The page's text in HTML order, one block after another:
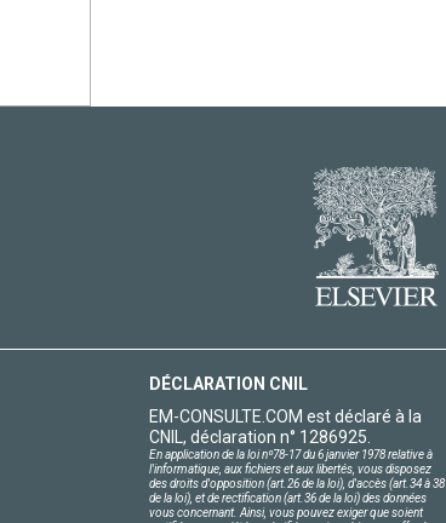
DÉCLARATION CNIL
EM-CONSULTE.COM est déclaré à la
CNIL, déclaration n° 1286925.
En application de la loi nº78-17 du 6 janvier 1978 relative à
l'informatique, aux fichiers et aux libertés, vous disposez
des droits d'opposition (art.26 de la loi), d'accès (art.34 à 38
de la loi), et de rectification (art.36 de la loi) des données
vous concernant. Ainsi, vous pouvez exiger que soient